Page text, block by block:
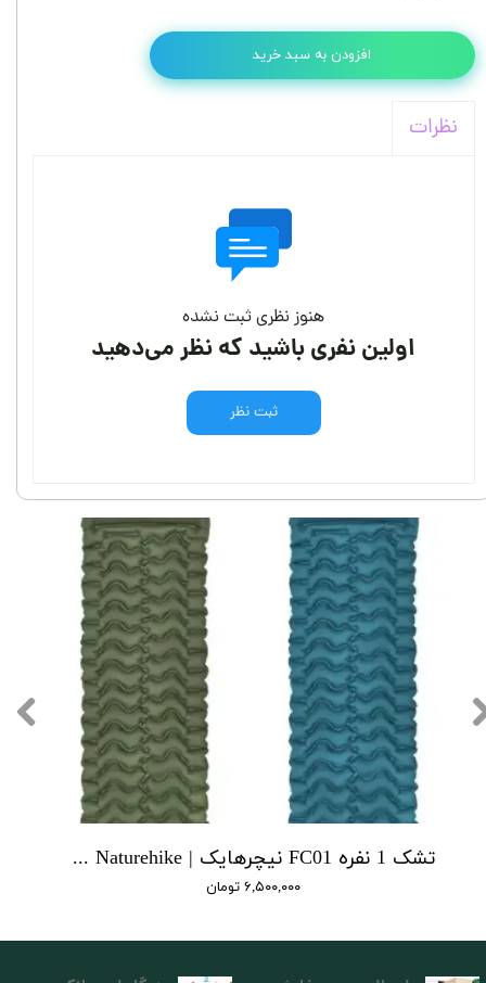
افزودن به سبد خرید
نظرات
هنوز نظری ثبت نشده
اولین نفری باشید که نظر می‌دهید
ثبت نظر
تشک 1 نفره FC01 نیچرهایک | single FC01 cushion Naturehike
۶,۵۰۰,۰۰۰ تومان